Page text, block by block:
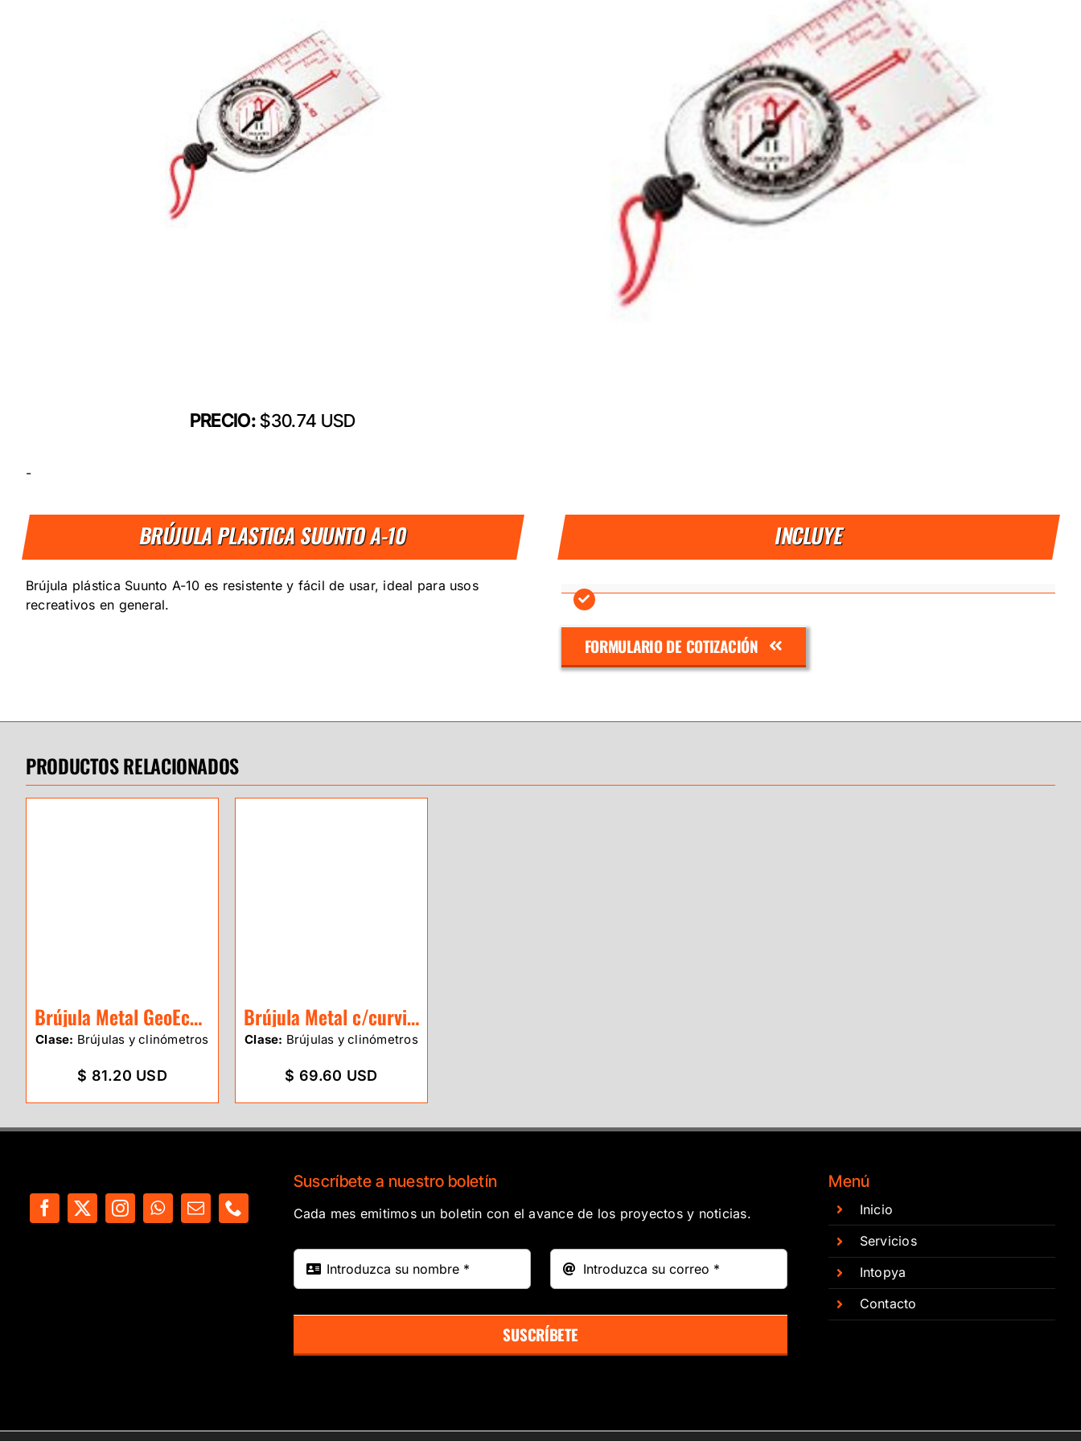
PRECIO:$30.74 USD
-
BRÚJULA PLASTICA SUUNTO A-10 INCLUYE
Brújula plástica Suunto A-10 es resistente y fácil de usar, ideal para usos
recreativos en general.
FORMULARIO DE COTIZACIÓN
PRODUCTOS RELACIONADOS
Brújula Metal GeoEco (Azimuth)
Clase: Brújulas y clinómetros
$ 81.20 USD
Brújula Metal c/curvimetro GeoEco
Clase: Brújulas y clinómetros
$ 69.60 USD
Suscríbete a nuestro boletín
Cada mes emitimos un boletin con el avance de los proyectos y noticias.
SUSCRÍBETE
Menú
Inicio
Servicios
Intopya
Contacto